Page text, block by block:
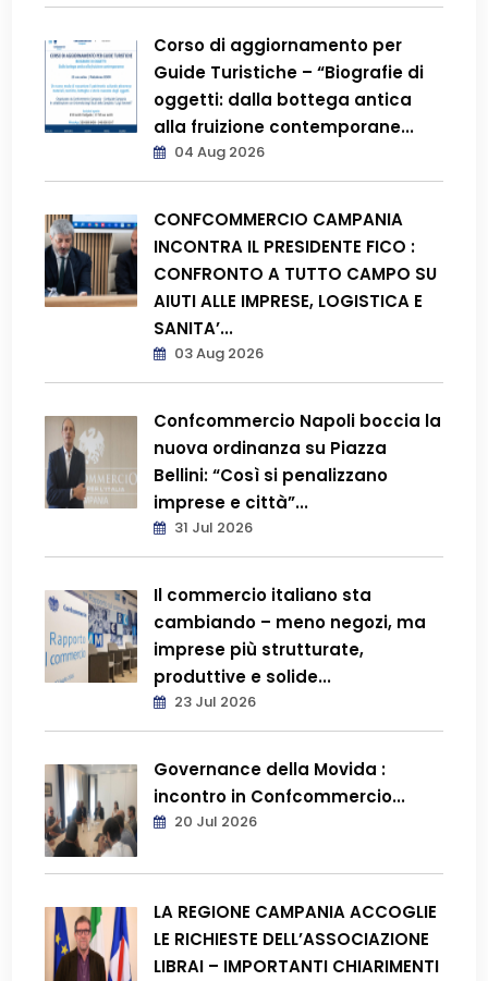
Corso di aggiornamento per
Guide Turistiche – “Biografie di
oggetti: dalla bottega antica
alla fruizione contemporane...
04 Aug 2026
CONFCOMMERCIO CAMPANIA
INCONTRA IL PRESIDENTE FICO :
CONFRONTO A TUTTO CAMPO SU
AIUTI ALLE IMPRESE, LOGISTICA E
SANITA’...
03 Aug 2026
Confcommercio Napoli boccia la
nuova ordinanza su Piazza
Bellini: “Così si penalizzano
imprese e città”...
31 Jul 2026
Il commercio italiano sta
cambiando – meno negozi, ma
imprese più strutturate,
produttive e solide...
23 Jul 2026
Governance della Movida :
incontro in Confcommercio...
20 Jul 2026
LA REGIONE CAMPANIA ACCOGLIE
LE RICHIESTE DELL’ASSOCIAZIONE
LIBRAI – IMPORTANTI CHIARIMENTI